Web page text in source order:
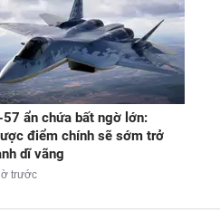
57 ẩn chứa bất ngờ lớn:
điểm chính sẽ sớm trở
dĩ vãng
trước